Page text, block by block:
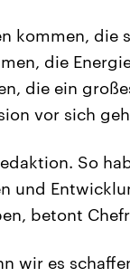
kommen, die
die
die ein
vor sich
So
und
betont
wir es